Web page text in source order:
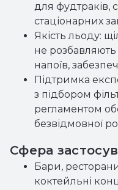
для фудтраків,
стаціонарних
Якість льоду:
не розбавляють
напоїв,
Підтримка
з підбором
регламентом
безвідмовної
Сфера
Бари,
коктейльні